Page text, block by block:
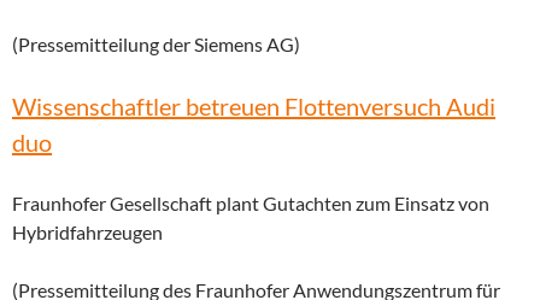
(Pressemitteilung der Siemens AG)
Wissenschaftler betreuen Flottenversuch Audi
duo
Fraunhofer Gesellschaft plant Gutachten zum Einsatz von
Hybridfahrzeugen
(Pressemitteilung des Fraunhofer Anwendungszentrum für